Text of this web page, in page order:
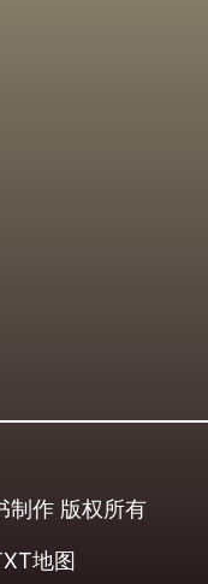
制作 版权所有
地图